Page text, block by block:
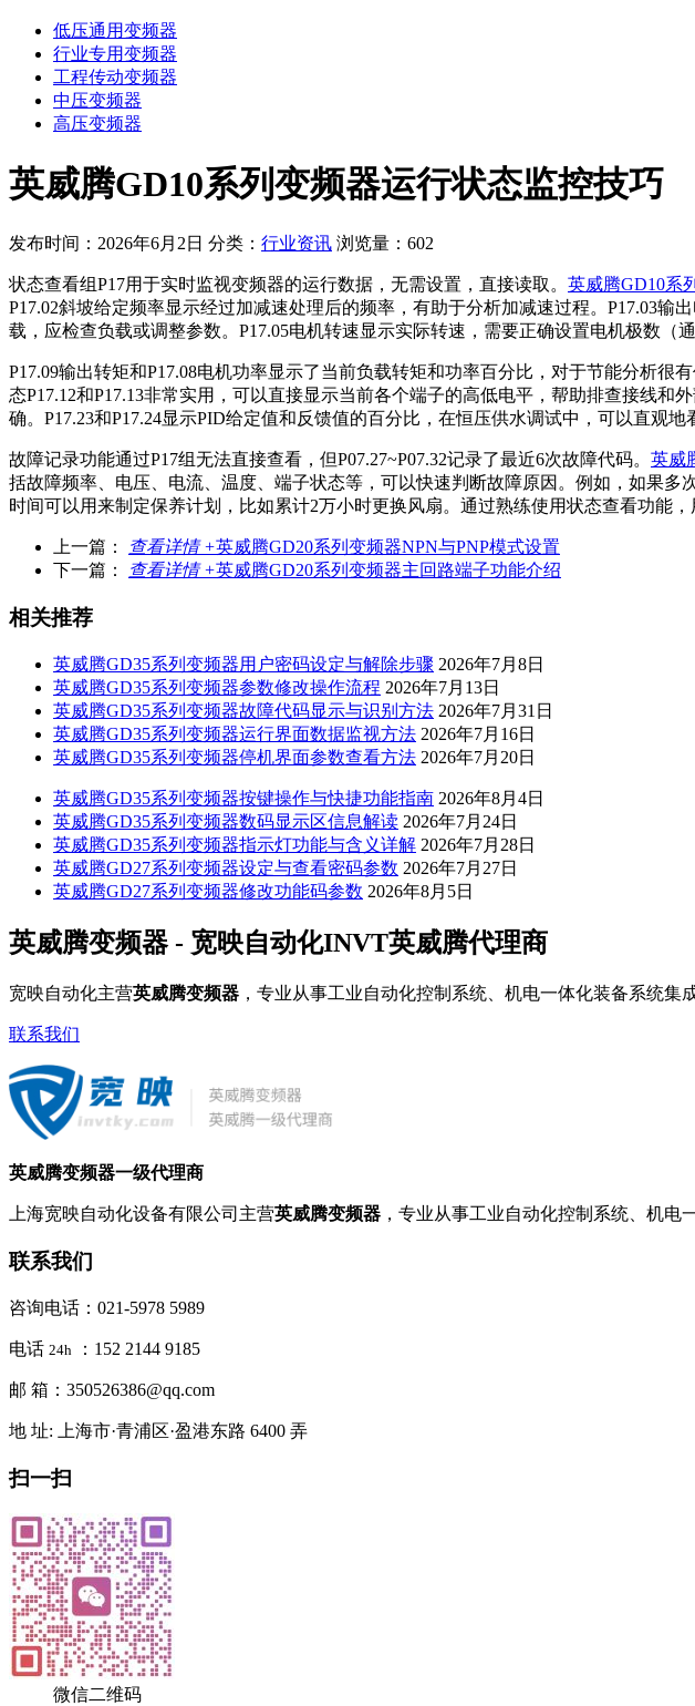
低压通用变频器
行业专用变频器
工程传动变频器
中压变频器
高压变频器
英威腾GD10系列变频器运行状态监控技巧
发布时间：2026年6月2日 分类： 行业资讯 浏览量：602
状态查看组P17用于实时监视变频器的运行数据，无需设置，直接读取。 英威腾GD10系
P17.02斜坡给定频率显示经过加减速处理后的频率，有助于分析加减速过程。P17.03
载，应检查负载或调整参数。P17.05电机转速显示实际转速，需要正确设置电机极数（
P17.09输出转矩和P17.08电机功率显示了当前负载转矩和功率百分比，对于节能分析很
态P17.12和P17.13非常实用，可以直接显示当前各个端子的高低电平，帮助排查接线
确。P17.23和P17.24显示PID给定值和反馈值的百分比，在恒压供水调试中，可以直观地
故障记录功能通过P17组无法直接查看，但P07.27~P07.32记录了最近6次故障代码。 英威
括故障频率、电压、电流、温度、端子状态等，可以快速判断故障原因。例如，如果
时间可以用来制定保养计划，比如累计2万小时更换风扇。通过熟练使用状态查看功能
上一篇： 查看详情 +英威腾GD20系列变频器NPN与PNP模式设置
下一篇：
查看详情 +英威腾GD20系列变频器主回路端子功能介绍
相关推荐
英威腾GD35系列变频器用户密码设定与解除步骤 2026年7月8日
英威腾GD35系列变频器参数修改操作流程 2026年7月13日
英威腾GD35系列变频器故障代码显示与识别方法 2026年7月31日
英威腾GD35系列变频器运行界面数据监视方法 2026年7月16日
英威腾GD35系列变频器停机界面参数查看方法 2026年7月20日
英威腾GD35系列变频器按键操作与快捷功能指南 2026年8月4日
英威腾GD35系列变频器数码显示区信息解读 2026年7月24日
英威腾GD35系列变频器指示灯功能与含义详解 2026年7月28日
英威腾GD27系列变频器设定与查看密码参数 2026年7月27日
英威腾GD27系列变频器修改功能码参数 2026年8月5日
英威腾变频器 - 宽映自动化INVT英威腾代理商
宽映自动化主营英威腾变频器 ，专业从事工业自动化控制系统、机电一体化装备系统集成
联系我们
英威腾变频器一级代理商
上海宽映自动化设备有限公司主营英威腾变频器 ，专业从事工业自动化控制系统、机电
联系我们
咨询电话：021-5978 5989
电话 24h ：152 2144 9185
邮 箱：350526386@qq.com
地 址: 上海市·青浦区·盈港东路 6400 弄
扫一扫
微信二维码